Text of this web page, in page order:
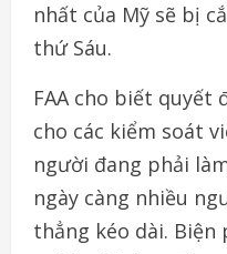
nhất của Mỹ sẽ bị
thứ Sáu.
FAA cho biết quyết
cho các kiểm soát
người đang phải
ngày càng nhiều
thẳng kéo dài. Biện